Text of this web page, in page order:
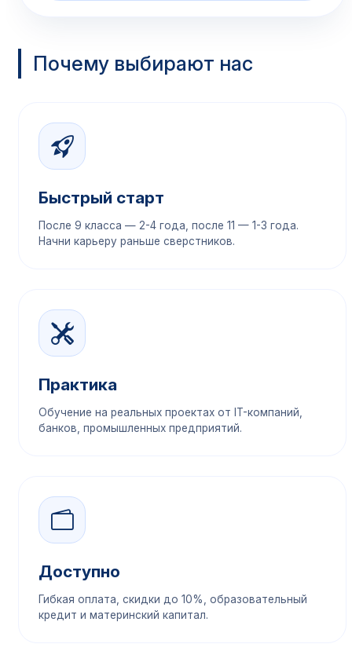
Почему выбирают нас
Быстрый старт
После 9 класса — 2-4 года, после 11 — 1-3 года.
Начни карьеру раньше сверстников.
Практика
Обучение на реальных проектах от IT-компаний,
банков, промышленных предприятий.
Доступно
Гибкая оплата, скидки до 10%, образовательный
кредит и материнский капитал.